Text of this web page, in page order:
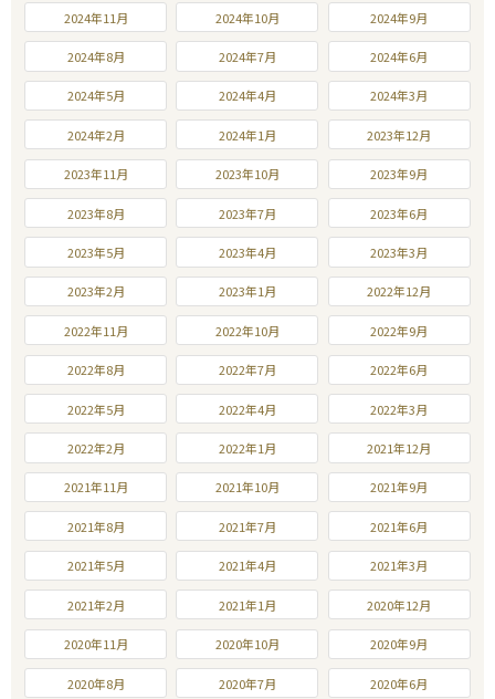
2024年11月 2024年10月 2024年9月
2024年8月 2024年7月 2024年6月
2024年5月 2024年4月 2024年3月
2024年2月 2024年1月 2023年12月
2023年11月 2023年10月 2023年9月
2023年8月 2023年7月 2023年6月
2023年5月 2023年4月 2023年3月
2023年2月 2023年1月 2022年12月
2022年11月 2022年10月 2022年9月
2022年8月 2022年7月 2022年6月
2022年5月 2022年4月 2022年3月
2022年2月 2022年1月 2021年12月
2021年11月 2021年10月 2021年9月
2021年8月 2021年7月 2021年6月
2021年5月 2021年4月 2021年3月
2021年2月 2021年1月 2020年12月
2020年11月 2020年10月 2020年9月
2020年8月 2020年7月 2020年6月